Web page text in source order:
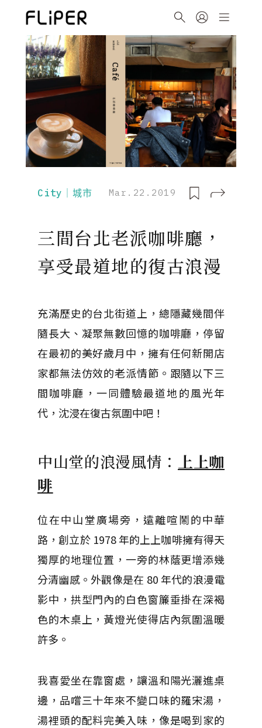
City｜城市 Mar.22.2019
三間台北老派咖啡廳，
享受最道地的復古浪漫
充滿歷史的台北街道上，總隱藏幾間伴
隨長大、凝聚無數回憶的咖啡廳，停留
在最初的美好歲月中，擁有任何新開店
家都無法仿效的老派情節。跟隨以下三
間咖啡廳，一同體驗最道地的風光年
代，沈浸在復古氛圍中吧！
中山堂的浪漫風情： 上上咖
啡
位在中山堂廣場旁，遠離喧鬧的中華
路，創立於 1978 年的上上咖啡擁有得天
獨厚的地理位置，一旁的林蔭更增添幾
分清幽感。外觀像是在 80 年代的浪漫電
影中，拱型門內的白色窗簾垂掛在深褐
色的木桌上，黃燈光使得店內氛圍溫暖
許多。
我喜愛坐在靠窗處，讓溫和陽光灑進桌
邊，品嚐三十年來不變口味的羅宋湯，
湯裡頭的配料完美入味，像是喝到家的